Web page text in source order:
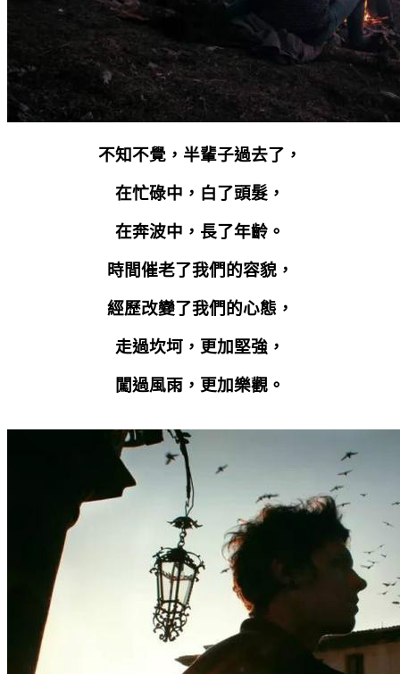
不知不覺，半輩子過去了，
在忙碌中，白了頭髮，
在奔波中，長了年齡。
時間催老了我們的容貌，
經歷改變了我們的心態，
走過坎坷，更加堅強，
闖過風雨，更加樂觀。